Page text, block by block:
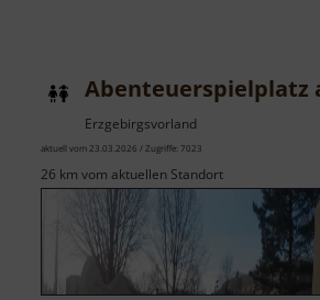
Abenteuerspielplatz
Erzgebirgsvorland
aktuell vom 23.03.2026 / Zugriffe: 7023
26 km vom aktuellen Standort